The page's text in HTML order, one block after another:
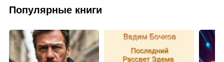
Популярные книги